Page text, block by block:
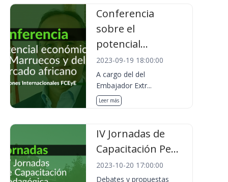
Conferencia
sobre el
potencial...
2023-09-19 18:00:00
A cargo del del
Embajador Extr...
Leer más
IV Jornadas de
Capacitación Pe...
2023-10-20 17:00:00
Debates y propuestas